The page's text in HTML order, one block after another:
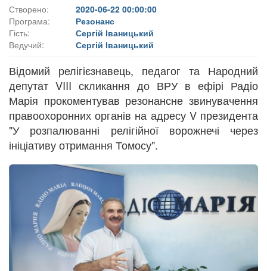
Створено:
2020-06-22 00:00:00
Програма:
Резонанс
Гість:
Сергій Іваницький
Ведучий:
Сергій Іваницький
Відомий релігієзнавець, педагог та Народний
депутат VIII скликання до ВРУ в ефірі Радіо
Марія прокоментував резонансне звинувачення
правоохоронних органів на адресу V президента
"У розпалюванні релігійної ворожнечі через
ініціативу отримання Томосу".